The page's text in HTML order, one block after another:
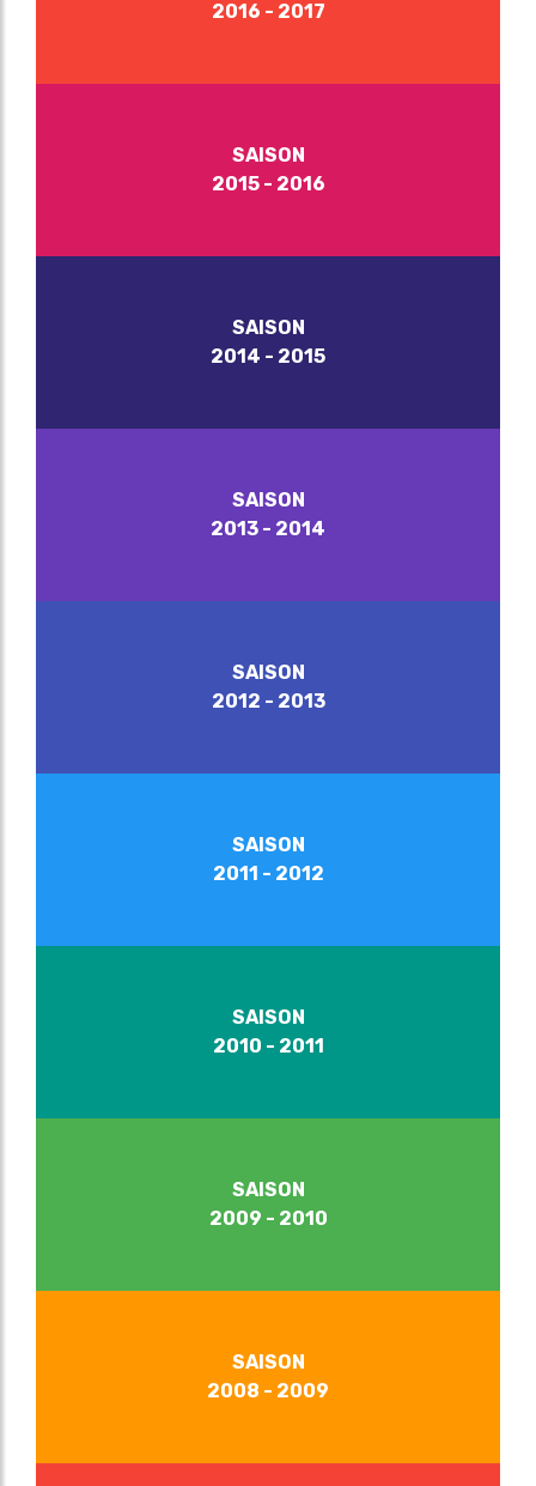
2016 - 2017
SAISON
2015 - 2016
SAISON
2014 - 2015
SAISON
2013 - 2014
SAISON
2012 - 2013
SAISON
2011 - 2012
SAISON
2010 - 2011
SAISON
2009 - 2010
SAISON
2008 - 2009